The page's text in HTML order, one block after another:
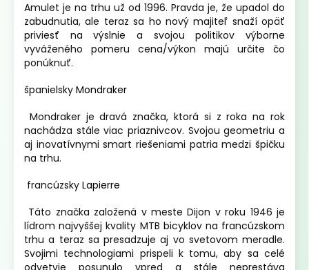
Amulet je na trhu už od 1996. Pravda je, že upadol do
zabudnutia, ale teraz sa ho nový majiteľ snaží opäť
priviesť na výslnie a svojou politikov výborne
vyváženého pomeru cena/výkon majú určite čo
ponúknuť.
španielsky Mondraker
Mondraker je dravá značka, ktorá si z roka na rok
nachádza stále viac priaznivcov. Svojou geometriu a
aj inovatívnymi smart riešeniami patria medzi špičku
na trhu.
francúzsky Lapierre
Táto značka založená v meste Dijon v roku 1946 je
lídrom najvyššej kvality MTB bicyklov na francúzskom
trhu a teraz sa presadzuje aj vo svetovom meradle.
Svojimi technologiami prispeli k tomu, aby sa celé
odvetvie posunulo vpred a stále neprestáva